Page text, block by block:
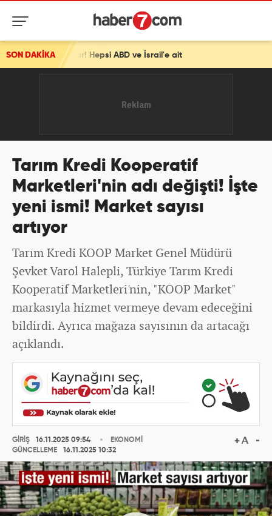
SON DAKİKA
ABD ve İsrail'e ait
Tarım Kredi Kooperatif
Marketleri'nin adı değişti! İşte
yeni ismi! Market sayısı
artıyor
Tarım Kredi KOOP Market Genel Müdürü
Şevket Varol Halepli, Türkiye Tarım Kredi
Kooperatif Marketleri'nin, "KOOP Market"
markasıyla hizmet vermeye devam edeceğini
bildirdi. Ayrıca mağaza sayısının da artacağı
açıklandı.
GİRİŞ
16.11.2025 09:54
GÜNCELLEME
16.11.2025 10:32
EKONOMİ